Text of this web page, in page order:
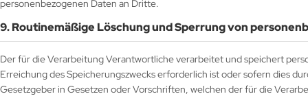
personenbezogenen Daten an Dritte.
9. Routinemäßige Löschung und Sperrung von
Der für die Verarbeitung Verantwortliche verarbeitet und speichert
Erreichung des Speicherungszwecks erforderlich ist oder sofern dies
Gesetzgeber in Gesetzen oder Vorschriften, welchen der für die